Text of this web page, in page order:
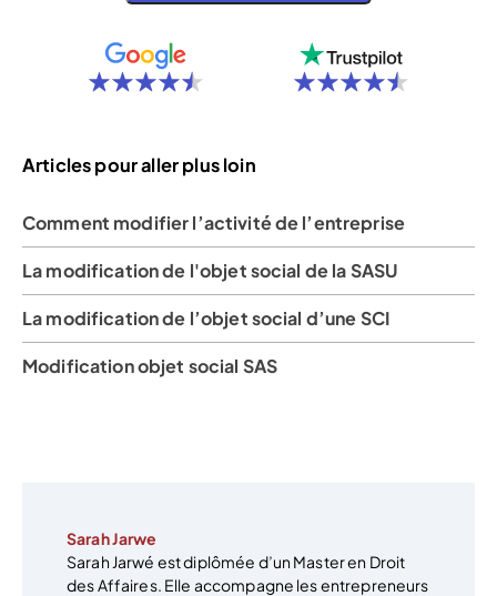
Articles pour aller plus loin
Comment modifier l’activité de l’entreprise
La modification de l'objet social de la SASU
La modification de l’objet social d’une SCI
Modification objet social SAS
Sarah Jarwe
Sarah Jarwé est diplômée d’un Master en Droit
des Affaires. Elle accompagne les entrepreneurs